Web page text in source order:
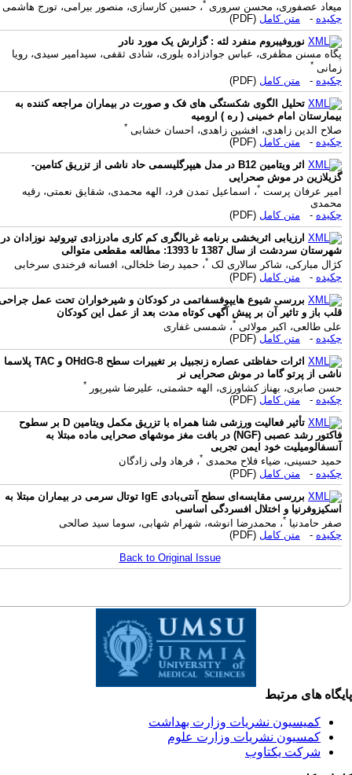
میعاد عصفوری، محسن سروری ، حسین کارسازی، منصور بیرامی، تورج هاشمی
چکیده -متن کامل(PDF)
نوروفیبروم منفرد لثه : گزارش یک مورد نادر
پگاه مسنن مظفری، عباس جوادزاده بلوری، شادی ثقفی، سیدامیر سیدی، رویا
زمانی
چکیده -متن کامل(PDF)
تحلیل الگوی شکستگی های فک و صورت در بیماران مراجعه کننده به
بیمارستان امام خمینی ( ره ) ارومیه
صلاح الدین زاهدی، افشین زاهدی، احسان خشابی
چکیده -متن کامل(PDF)
اثر ویتامین B12 در مدل هیپرگلیسمی حاد ناشی از تزریق کتامین-
گزیلازین در موش صحرایی
امیر عرفان پرست ، اسماعیل تمدن فرد، الهه محمدی، شقایق نعمتی، رقیه
محمدی
چکیده -متن کامل(PDF)
ارزیابی اثربخشی برنامه غربالگری کم کاری مادرزادی تیروئید نوزادان در
شهرستان سردشت از سال 1387 تا 1393: مطالعه مقطعی متوالی
کژال مبارکی، شاکر سالاری لک*، حمید رضا خلخالی، افسانه فرخندی سرخابی
چکیده -متن کامل(PDF)
بررسی شیوع هایپوفسفاتمی در کودکان و شیرخواران تحت عمل جراحی
قلب باز و تاثیر آن بر پیش آگهی کوتاه مدت بعد از عمل این کودکان
علی طالعی، اکبر مولائی ، شمسی غفاری
چکیده -متن کامل(PDF)
اثرات حفاظتی عصاره زنجبیل بر تغییرات سطح 8-OHdG و TAC پلاسما
ناشی از پرتو گاما در موش صحرایی نر
حسن صابری، بهناز کشاورزی، الهه حشمتی، علیرضا شیرپور
چکیده -متن کامل(PDF)
تأثیر فعالیت ورزشی شنا همراه با تزریق مکمل ویتامین D بر سطوح
فاکتور رشد عصبی (NGF) در بافت مغز موشهای صحرایی ماده مبتلا به
آنسفالومیلیت خود ایمن تجربی
حمید حسینی، ضیاء فلاح محمدی ، فرهاد ولی زادگان
چکیده -متن کامل(PDF)
بررسی مقایسه‌ای سطح آنتی‌بادی IgE توتال سرمی در بیماران مبتلا به
اسکیزوفرنیا و اختلال افسردگی اساسی
صفر حامدنیا ، محمدرضا انوشه، شهرام شهابی، سوما سید صالحی
چکیده -متن کامل(PDF)
Back to Original Issue
های مرتبط
کمیسیون نشریات وزارت بهداشت
کمسیون نشریات وزارت علوم
شرکت یکتاوب